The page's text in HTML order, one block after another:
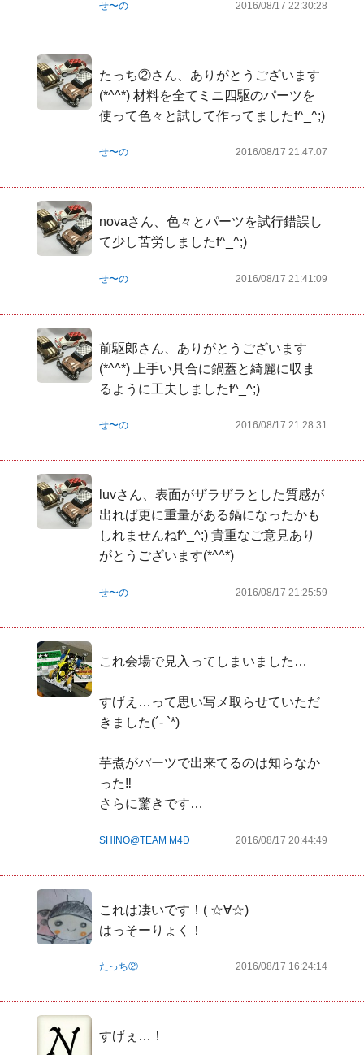
せ〜の 2016/08/17 22:30:28
たっち②さん、ありがとうございます
(*^^*) 材料を全てミニ四駆のパーツを
使って色々と試して作ってましたf^_^;)
せ〜の 2016/08/17 21:47:07
novaさん、色々とパーツを試行錯誤し
て少し苦労しましたf^_^;)
せ〜の 2016/08/17 21:41:09
前駆郎さん、ありがとうございます
(*^^*) 上手い具合に鍋蓋と綺麗に収ま
るように工夫しましたf^_^;)
せ〜の 2016/08/17 21:28:31
luvさん、表面がザラザラとした質感が
出れば更に重量がある鍋になったかも
しれませんねf^_^;) 貴重なご意見あり
がとうございます(*^^*)
せ〜の 2016/08/17 21:25:59
これ会場で見入ってしまいました…
すげえ…って思い写メ取らせていただ
きました(´- `*)
芋煮がパーツで出来てるのは知らなか
った‼
さらに驚きです…
SHINO@TEAM M4D 2016/08/17 20:44:49
これは凄いです！( ☆∀☆)
はっそーりょく！
たっち② 2016/08/17 16:24:14
すげぇ…！